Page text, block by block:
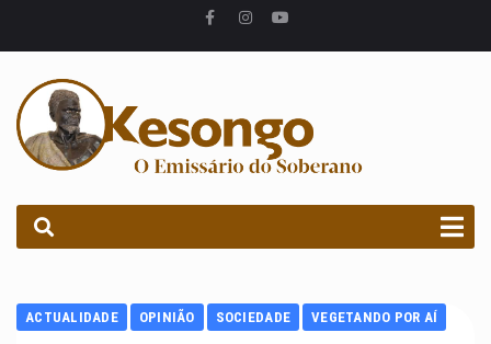
ACTUALIDADE OPINIÃO SOCIEDADE VEGETANDO POR AÍ